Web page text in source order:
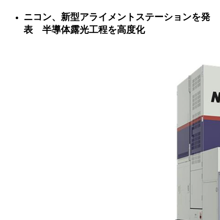
ニコン、新型アライメントステーションを発
表 半導体露光工程を高度化